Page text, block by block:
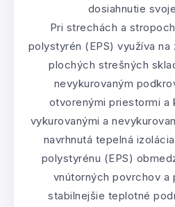
dosiahnutie
Pri strechách a
polystyrén (EPS) využíva
plochých strešných
nevykurovaným
otvorenými priestormi a
vykurovanými a
navrhnutá tepelná
polystyrénu (EPS)
vnútorných povrchov a
stabilnejšie teplotné